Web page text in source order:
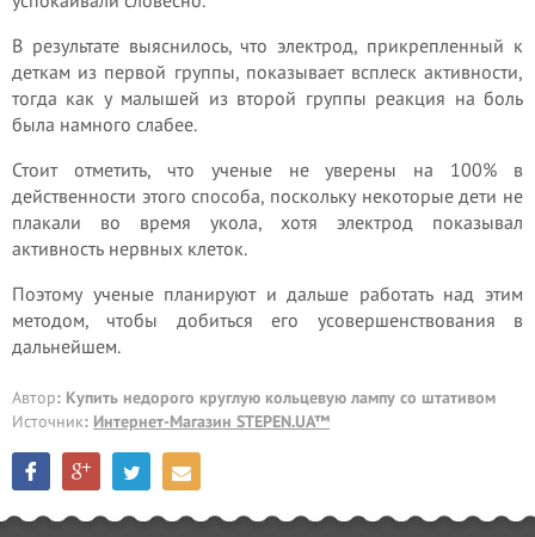
В результате выяснилось, что электрод, прикрепленный к
деткам из первой группы, показывает всплеск активности,
тогда как у малышей из второй группы реакция на боль
была намного слабее.
Стоит отметить, что ученые не уверены на 100% в
действенности этого способа, поскольку некоторые дети не
плакали во время укола, хотя электрод показывал
активность нервных клеток.
Поэтому ученые планируют и дальше работать над этим
методом, чтобы добиться его усовершенствования в
дальнейшем.
Автор: Купить недорого круглую кольцевую лампу со штативом
Источник: Интернет-Магазин STEPEN.UA™